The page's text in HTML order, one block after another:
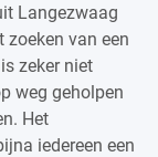
Langezwaag
van een
zeker niet
weg geholpen
Het
iedereen een